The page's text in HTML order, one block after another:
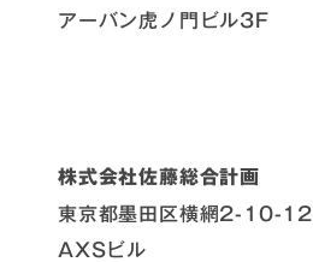
アーバン虎ノ門ビル3F
株式会社佐藤総合計画
東京都墨田区横網2-10-12
AXSビル